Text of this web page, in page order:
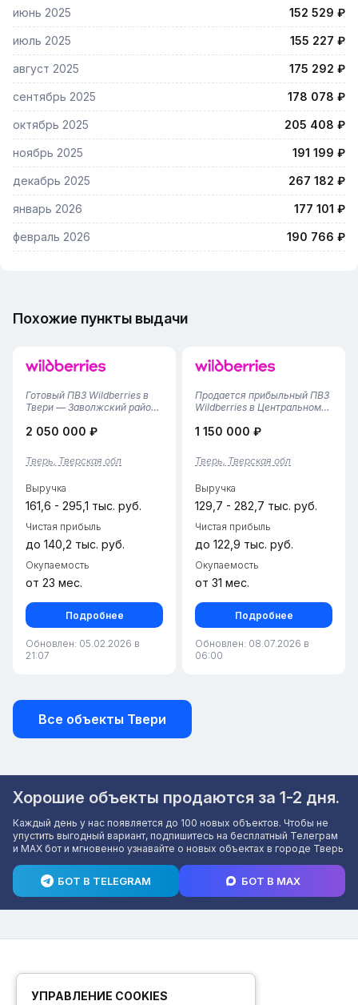
июнь 2025 152 529 ₽
июль 2025 155 227 ₽
август 2025 175 292 ₽
сентябрь 2025 178 078 ₽
октябрь 2025 205 408 ₽
ноябрь 2025 191 199 ₽
декабрь 2025 267 182 ₽
январь 2026 177 101 ₽
февраль 2026 190 766 ₽
Похожие пункты выдачи
Готовый ПВЗ Wildberries в
Твери — Заволжский район
/ 2 сотрудника/Тариф
интересно:- Работает с
ноября 2024: пункт уже
отладки проце...
2 050 000 ₽
Тверь, Тверская обл
Выручка
161,6 - 295,1 тыс. руб.
Чистая прибыль
до 140,2 тыс. руб.
Окупаемость
от 23 мес.
Подробнее
Обновлен: 05.02.2026 в
21:07
Продается прибыльный ПВЗ
Wildberries в Центральном
приобретению готовый
престижной локации города.
Пункт открыт в марте 2024
устойчивы...
1 150 000 ₽
Тверь, Тверская обл
Выручка
129,7 - 282,7 тыс. руб.
Чистая прибыль
до 122,9 тыс. руб.
Окупаемость
от 31 мес.
Подробнее
Обновлен: 08.07.2026 в
06:00
Все объекты Твери
Хорошие объекты продаются за 1-2 дня.
Каждый день у нас появляется до 100 новых объектов. Чтобы не
упустить выгодный вариант, подпишитесь на бесплатный Телеграм
и MAX бот и мгновенно узнавайте о новых объектах в городе Тверь
БОТ В TELEGRAM БОТ В MAX
УПРАВЛЕНИЕ COOKIES